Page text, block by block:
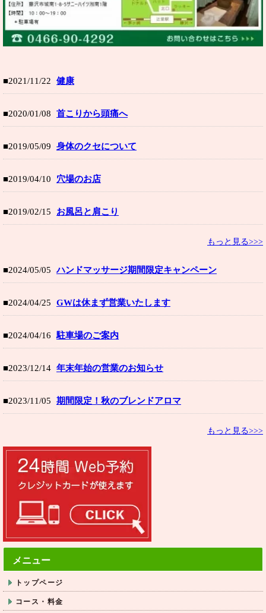
■2021/11/22 健康
■2020/01/08 首こりから頭痛へ
■2019/05/09 身体のクセについて
■2019/04/10 穴場のお店
■2019/02/15 お風呂と肩こり
もっと見る>>>
■2024/05/05 ハンドマッサージ期間限定キャンペーン
■2024/04/25 GWは休まず営業いたします
■2024/04/16 駐車場のご案内
■2023/12/14 年末年始の営業のお知らせ
■2023/11/05 期間限定！秋のブレンドアロマ
もっと見る>>>
メニュー
トップページ
コース・料金